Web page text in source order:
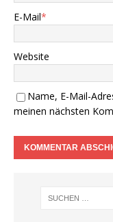
E-Mail*
Website
Name, E-Mail-
meinen nächsten